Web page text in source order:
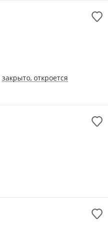
закрыто, откроется